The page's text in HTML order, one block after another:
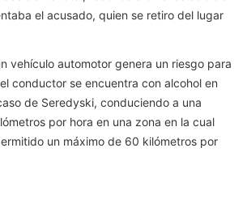
el acusado, quien se retiro del lugar
vehículo automotor genera un riesgo para
conductor se encuentra con alcohol en
de Seredyski, conduciendo a una
por hora en una zona en la cual
un máximo de 60 kilómetros por